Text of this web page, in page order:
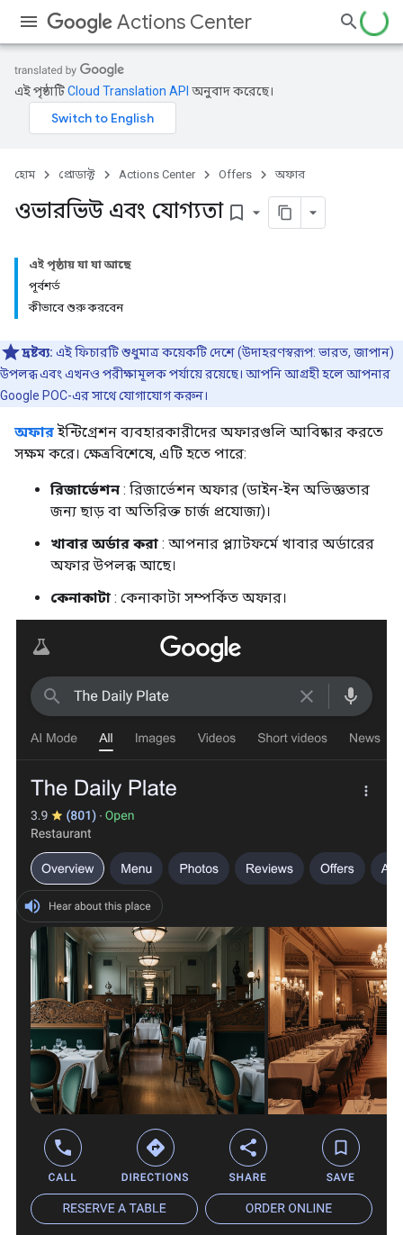
Actions Center
এই পৃষ্ঠাটিCloud Translation API অনুবাদ করেছে।
হোম প্রোডাক্ট Actions Center Offers অফার
ওভারভিউ এবং যোগ্যতা bookmark_border
এই পৃষ্ঠায় যা যা আছে
পূর্বশর্ত
কীভাবে শুরু করবেন
দ্রষ্টব্য: এই ফিচারটি শুধুমাত্র কয়েকটি দেশে (উদাহরণস্বরূপ: ভারত, জাপান)
উপলব্ধ এবং এখনও পরীক্ষামূলক পর্যায়ে রয়েছে। আপনি আগ্রহী হলে আপনার
Google POC-এর সাথে যোগাযোগ করুন।
অফারইন্টিগ্রেশন ব্যবহারকারীদের অফারগুলি আবিষ্কার করতে
সক্ষম করে। ক্ষেত্রবিশেষে, এটি হতে পারে:
রিজার্ভেশন : রিজার্ভেশন অফার (ডাইন-ইন অভিজ্ঞতার
জন্য ছাড় বা অতিরিক্ত চার্জ প্রযোজ্য)।
খাবার অর্ডার করা : আপনার প্ল্যাটফর্মে খাবার অর্ডারের
অফার উপলব্ধ আছে।
কেনাকাটা : কেনাকাটা সম্পর্কিত অফার।